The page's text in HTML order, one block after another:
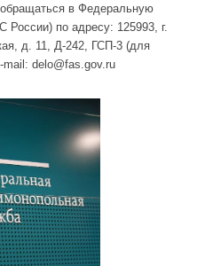
в Федеральную
по адресу: 125993, г.
д. 11, Д-242, ГСП-3 (для
mail: delo@fas.gov.ru